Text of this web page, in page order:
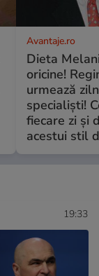
Avantaje.ro
Dieta
oricine!
urmează
specialiști!
fiecare zi și
acestui stil
19:33